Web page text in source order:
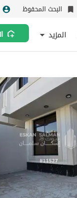
البحث المحفوظ
المزيد